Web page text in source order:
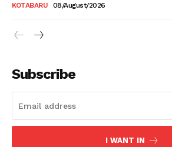
KOTABARU 08/August/2026
Subscribe
I WANT IN